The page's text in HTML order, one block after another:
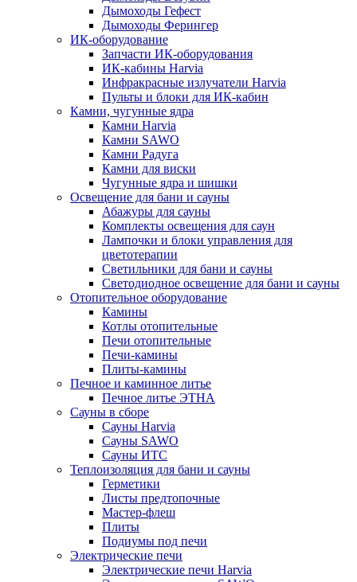
Дымоходы Гефест
Дымоходы Ферингер
ИК-оборудование
Запчасти ИК-оборудования
ИК-кабины Harvia
Инфракрасные излучатели Harvia
Пульты и блоки для ИК-кабин
Камни, чугунные ядра
Камни Harvia
Камни SAWO
Камни Радуга
Камни для виски
Чугунные ядра и шишки
Освещение для бани и сауны
Абажуры для сауны
Комплекты освещения для саун
Лампочки и блоки управления для
цветотерапии
Светильники для бани и сауны
Светодиодное освещение для бани и сауны
Отопительное оборудование
Камины
Котлы отопительные
Печи отопительные
Печи-камины
Плиты-камины
Печное и каминное литье
Печное литье ЭТНА
Сауны в сборе
Cауны Harvia
Сауны SAWO
Сауны ИТС
Теплоизоляция для бани и сауны
Герметики
Листы предтопочные
Мастер-флеш
Плиты
Подиумы под печи
Электрические печи
Электрические печи Harvia